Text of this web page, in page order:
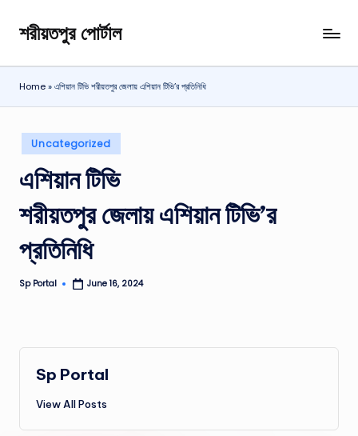
Skip
content
শরীয়তপুর পোর্টাল
শরীয়তপুর
জেলা
বিষয়ক
পোর্টাল
Home»এশিয়ান টিভি শরীয়তপুর জেলায় এশিয়ান টিভি’র প্রতিনিধি
Posted
in
Uncategorized
এশিয়ান টিভি
শরীয়তপুর জেলায় এশিয়ান টিভি’র
প্রতিনিধি
Posted
Sp Portal June 16, 2024
Sp Portal
View All Posts